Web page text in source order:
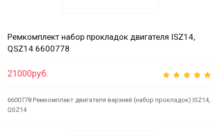
Ремкомплект набор прокладок двигателя ISZ14,
QSZ14 6600778
21000руб.
6600778 Ремкомплект двигателя верхний (набор прокладок) ISZ14,
QSZ14